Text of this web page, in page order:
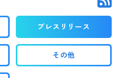
プレスリリース
その他